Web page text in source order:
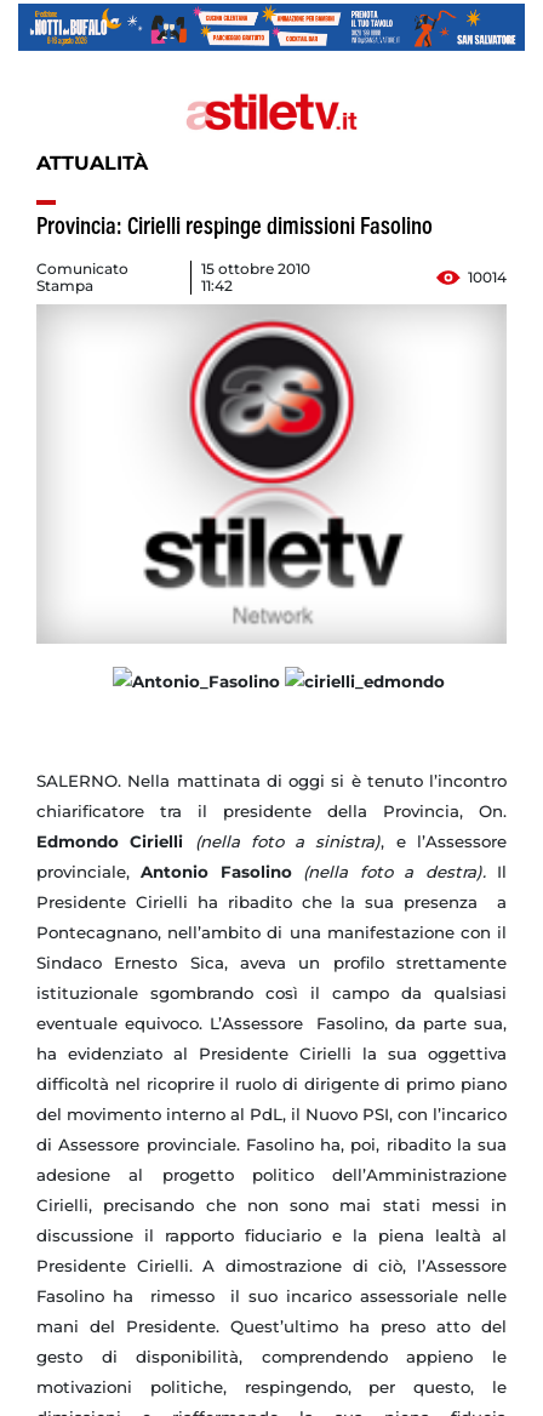
ATTUALITÀ
Provincia: Cirielli respinge dimissioni Fasolino
Comunicato
Stampa
15 ottobre 2010
11:42
10014
SALERNO. Nella mattinata di oggi si è tenuto l’incontro
chiarificatore tra il presidente della Provincia, On.
Edmondo Cirielli (nella foto a sinistra), e l’Assessore
provinciale,Antonio Fasolino (nella foto a destra).Il
Presidente Cirielli ha ribadito che la sua presenza a
Pontecagnano, nell’ambito di una manifestazione con il
Sindaco Ernesto Sica, aveva un profilo strettamente
istituzionale sgombrando così il campo da qualsiasi
eventuale equivoco. L’Assessore Fasolino, da parte sua,
ha evidenziato al Presidente Cirielli la sua oggettiva
difficoltà nel ricoprire il ruolo di dirigente di primo piano
del movimento interno al PdL, il Nuovo PSI, con l’incarico
di Assessore provinciale. Fasolino ha, poi, ribadito la sua
adesione al progetto politico dell’Amministrazione
Cirielli, precisando che non sono mai stati messi in
discussione il rapporto fiduciario e la piena lealtà al
Presidente Cirielli. A dimostrazione di ciò, l’Assessore
Fasolino ha rimesso il suo incarico assessoriale nelle
mani del Presidente. Quest’ultimo ha preso atto del
gesto di disponibilità, comprendendo appieno le
motivazioni politiche, respingendo, per questo, le